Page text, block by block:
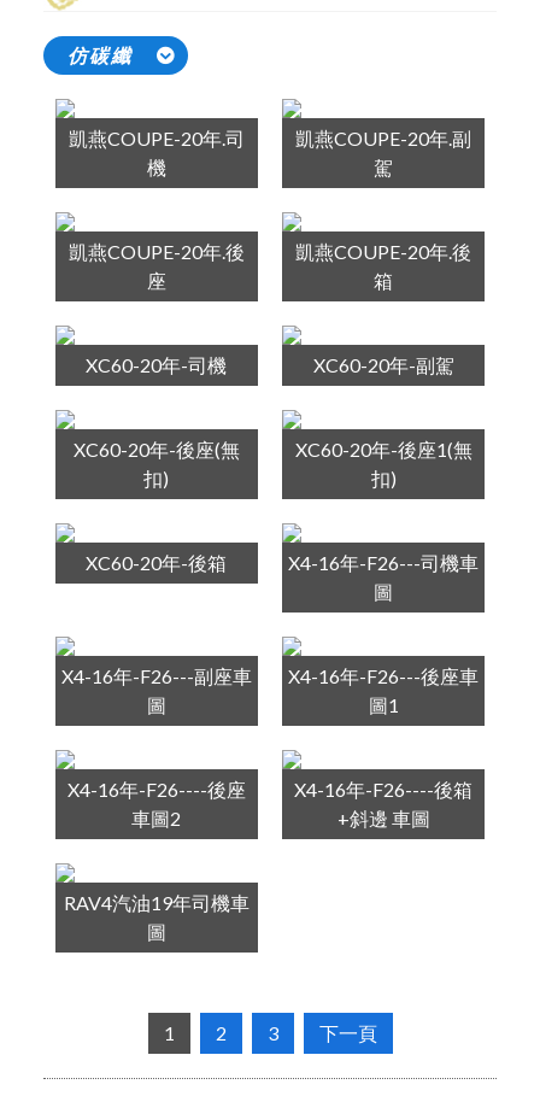
仿碳纖
凱燕COUPE-20年.司
機
凱燕COUPE-20年.副
駕
凱燕COUPE-20年.後
座
凱燕COUPE-20年.後
箱
XC60-20年-司機 XC60-20年-副駕
XC60-20年-後座(無
扣)
XC60-20年-後座1(無
扣)
XC60-20年-後箱
X4-16年-F26---司機車
圖
X4-16年-F26---副座車
圖
X4-16年-F26---後座車
圖1
X4-16年-F26----後座
車圖2
X4-16年-F26----後箱
+斜邊 車圖
RAV4汽油19年司機車
圖
1 2 3 下一頁